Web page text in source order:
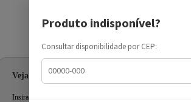
Informe seu CEP
Veja as ofertas para seu endereço!
Insira seu CEP e confira a disponibilidade dos produtos e prazo
Produto indisponível?
Consultar disponibilidade por CEP: